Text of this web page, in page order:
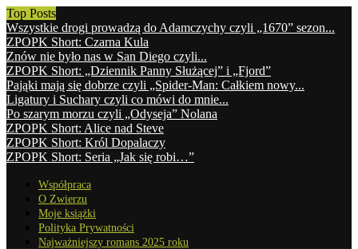
Top Posts
Wszystkie drogi prowadzą do Adamczychy czyli „1670” sezon...
ZPOPK Short: Czarna Kula
Znów nie było nas w San Diego czyli...
ZPOPK Short: „Dziennik Panny Służącej” i „Fjord”
Pająki mają się dobrze czyli „Spider-Man: Całkiem nowy...
Ligatury i Suchary czyli co mówi do mnie...
Po szarym morzu czyli „Odyseja” Nolana
ZPOPK Short: Alice nad Steve
ZPOPK Short: Król Dopalaczy
ZPOPK Short: Seria „Jak się robi…”
Współpraca
O Zwierzu
Moje książki
Polityka Prywatności
Najważniejszy romans 2025 roku